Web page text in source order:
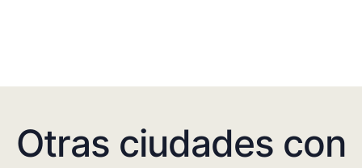
Otras ciudades con